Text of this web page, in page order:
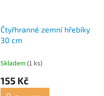
Čtyřhranné zemní hřebíky
30 cm
Skladem (1 ks)
155 Kč